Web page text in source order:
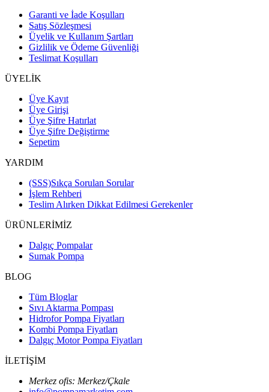
Garanti ve İade Koşulları
Satış Sözleşmesi
Üyelik ve Kullanım Şartları
Gizlilik ve Ödeme Güvenliği
Teslimat Koşulları
ÜYELİK
Üye Kayıt
Üye Girişi
Üye Şifre Hatırlat
Üye Şifre Değiştirme
Sepetim
YARDIM
(SSS)Sıkça Sorulan Sorular
İşlem Rehberi
Teslim Alırken Dikkat Edilmesi Gerekenler
ÜRÜNLERİMİZ
Dalgıç Pompalar
Sumak Pompa
BLOG
Tüm Bloglar
Sıvı Aktarma Pompası
Hidrofor Pompa Fiyatları
Kombi Pompa Fiyatları
Dalgıç Motor Pompa Fiyatları
İLETİŞİM
Merkez ofis: Merkez/Çkale